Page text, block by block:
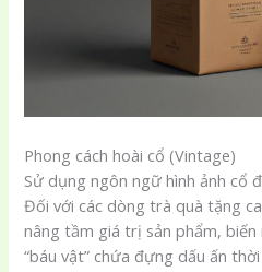
Phong cách hoài cổ (Vintage)
Sử dụng ngôn ngữ hình ảnh cổ
Đối với các dòng trà quà tặng
nâng tầm giá trị sản phẩm,
“báu vật” chứa đựng dấu ấn